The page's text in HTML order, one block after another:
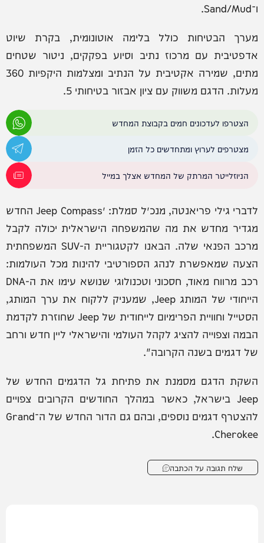
ו־Sand/Mud.
מערך הבטיחות כולל בלימה אוטונומית, בקרת שיוט
אדפטיבית עם מרכוז נתיב וסיוע בפקקים, ניטור שטחים
מתים, שמירה אקטיבית על הנתיב ומצלמות היקפיות 360
מעלות. הדגם משווק עם ציון אבזור בטיחותי 5.
הצטרפו לעדכונים חמים בקבוצת המחדש
מצטרפים לערוץ ומתחדשים כל הזמן
הניוזלייטר המרתק של המחדש אצלך במייל
לדברי גילי פריאנטה, מנכ״ל סמלת: ״Jeep Compass החדש
מגדיר מחדש את מה שהמשפחה הישראלית יכולה לקבל
מרכב הפנאי שלה. הבאנו לקטגוריית ה-SUV המשפחתית
הצעה שמאפשרת לנהג הספורטיבי להינות מכל העולמות:
רכב מרווח מאוד, חסכוני וטכנולוגי שנושא עימו את ה-DNA
הייחודי של המותג Jeep, שמעניק ללקוח את ערך המותג,
הסטייל וחוויית הפרימיום לייחודית של Jeep שחוזרת לקדמת
הבמה וצפוייה להציג לקהל העולמי והישראלי ליין חדש ורחב
של דגמים בשנה הקרובה".
השקת הדגם מסמנת את פתיחת גל הדגמים החדש של
Jeep בישראל, כאשר במהלך החודשים הקרובים צפויים
להצטרף דגמים נוספים, ובהם גם הדור החדש של ה־Grand
Cherokee.
שלח תגובה על הכתבה